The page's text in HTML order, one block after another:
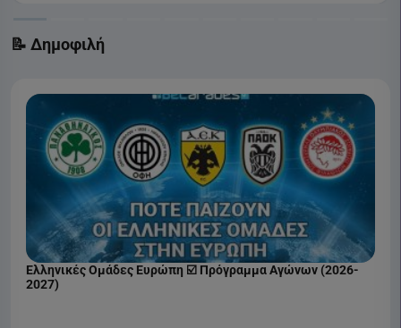
📝 Δημοφιλή
Ελληνικές Ομάδες Ευρώπη ☑️ Πρόγραμμα Αγώνων (2026-
2027)